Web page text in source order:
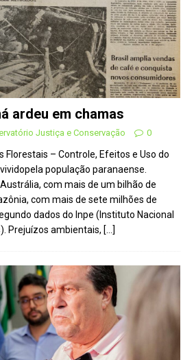
ardeu em chamas
Justiça e Conservação 0
Florestais – Controle, Efeitos e Uso do
população paranaense.
com mais de um bilhão de
com mais de sete milhões de
dados do Inpe (Instituto Nacional
Prejuízos ambientais, […]